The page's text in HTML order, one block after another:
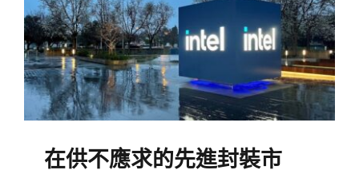
在供不應求的先進封裝市